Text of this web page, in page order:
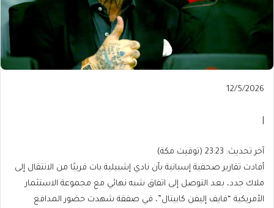
Published
12/5/2026
آخر
تحديث:
23:23
(توقيت
آخر تحديث: 23:23 (توقيت مكة)
أفادت تقارير صحفية إسبانية بأن نادي إشبيلية بات قريبًا من الانتقال إلى
ملاك جدد، بعد التوصل إلى اتفاق شبه نهائي مع مجموعة الاستثمار
الأمريكية “فايف إليفن كابيتال”، في صفقة شهدت حضور المدافع